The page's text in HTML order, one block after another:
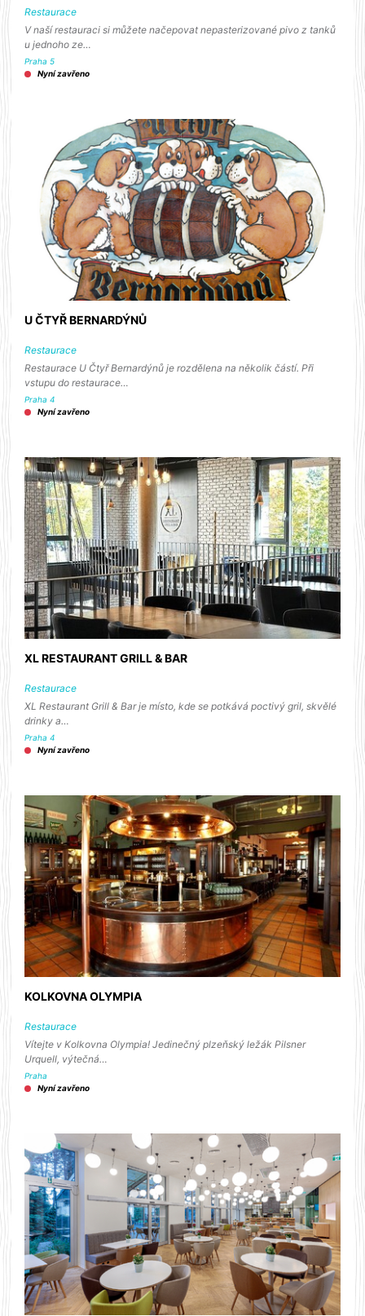
Restaurace
V naší restauraci si můžete načepovat nepasterizované pivo z tanků
u jednoho ze…
Praha 5
Nyní zavřeno
U ČTYŘ BERNARDÝNŮ
Restaurace
Restaurace U Čtyř Bernardýnů je rozdělena na několik částí. Při
vstupu do restaurace…
Praha 4
Nyní zavřeno
XL RESTAURANT GRILL & BAR
Restaurace
XL Restaurant Grill & Bar je místo, kde se potkává poctivý gril, skvělé
drinky a…
Praha 4
Nyní zavřeno
KOLKOVNA OLYMPIA
Restaurace
Vítejte v Kolkovna Olympia! Jedinečný plzeňský ležák Pilsner
Urquell, výtečná…
Praha
Nyní zavřeno